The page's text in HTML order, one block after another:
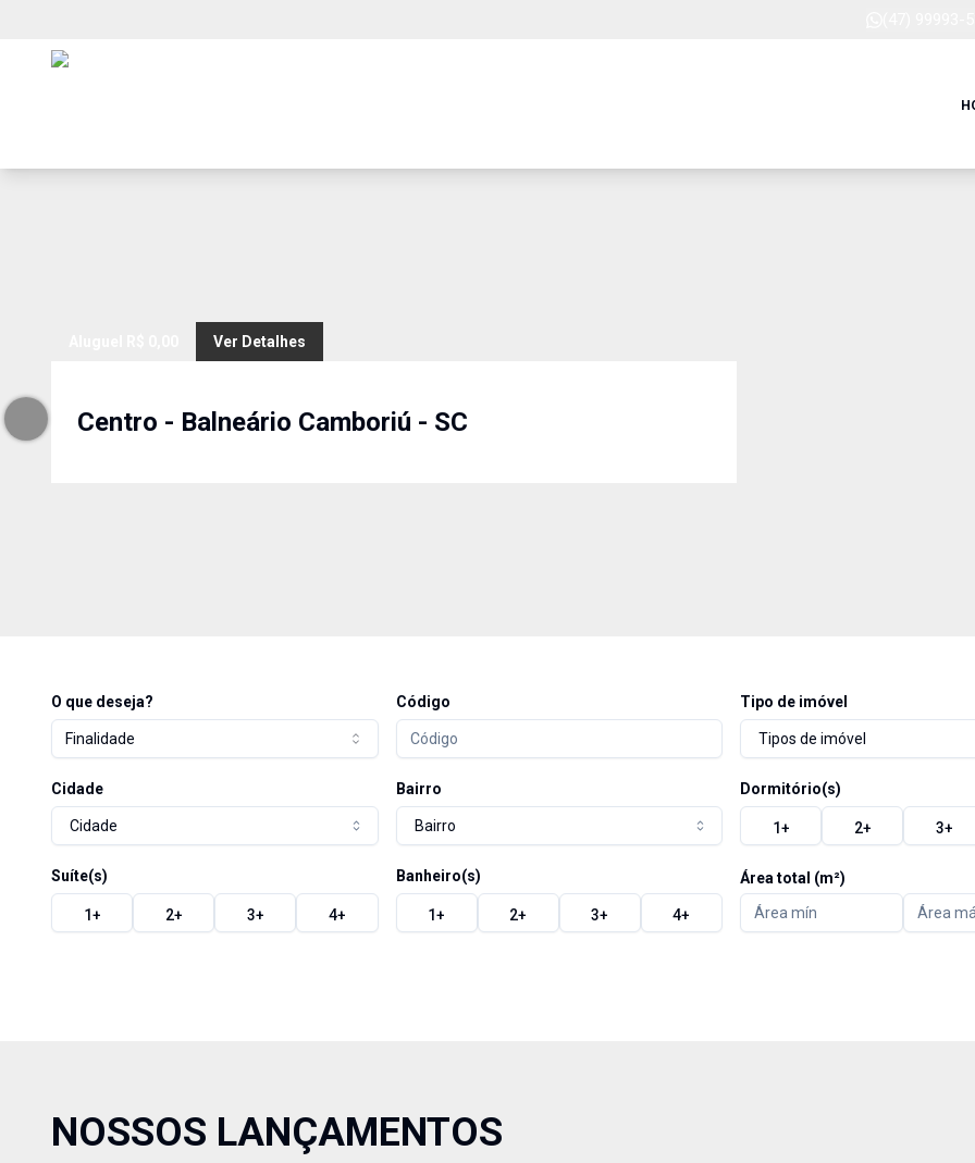
Ver Detalhes
Centro - Balneário Camboriú - SC
O que deseja?
Finalidade
Código Tipo de imóvel
Tipos de imóvel
Cidade
Cidade
Bairro
Bairro
Dormitório(s)
1+ 2+ 3+
Suíte(s)
1+ 2+ 3+ 4+
Banheiro(s)
1+ 2+ 3+ 4+
Área total (m²)
NOSSOS LANÇAMENTOS